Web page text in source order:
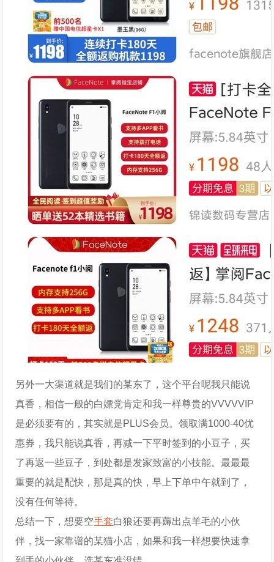
另外一大渠道就是我们的某东了，这个平台呢我只能说
真香，相信一般的白嫖党肯定和我一样尊贵的VVVVVIP
是必须要有的，其实就是PLUS会员。领取满1000-40优
惠券，我只能说真香，再减一下平时签到的小豆子，买
了再返一些豆子，到处都是发家致富的小技能。最最最
重要的就是配快，那是真的快，早上下单中午就到了，
没有任何等待。
总结一下，想要空手套白狼还要再薅出点羊毛的小伙
伴，找一家靠谱的某猫小店，如果和我一样想要快速拿